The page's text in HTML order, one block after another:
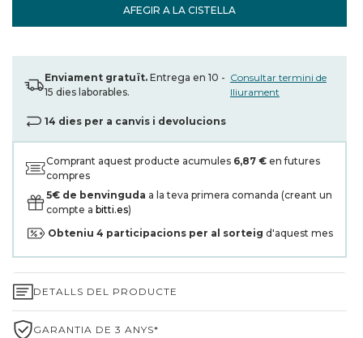
AFEGIR A LA CISTELLA
Enviament gratuït. Entrega en 10 -
15 dies laborables.
Consultar termini de
lliurament
14 dies per a canvis i devolucions
Comprant aquest producte acumules 6,87 € en futures
compres
5€ de benvinguda a la teva primera comanda (creant un
compte a bitti.es)
Obteniu 4 participacions per al sorteig d'aquest mes
DETALLS DEL PRODUCTE
GARANTIA DE 3 ANYS*